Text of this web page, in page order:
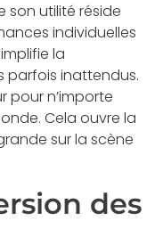
son utilité réside
individuelles
la
parfois inattendus.
pour n’importe
Cela ouvre la
sur la scène
des